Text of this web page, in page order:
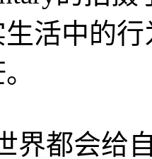
活中的
界都会给